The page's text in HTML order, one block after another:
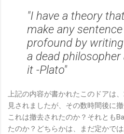
"I have a theory
make any
profound by
a dead
it -Plato"
上記の内容が書かれたこのドアは
見されましたが、その数時間後に
これは撤去されたのか？それとも
たのか？どちらかは、まだ定かでは